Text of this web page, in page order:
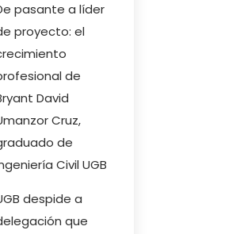
pasante a líder
proyecto: el
de
David
Cruz,
de
Civil UGB
despide a
que